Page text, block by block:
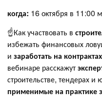
когда: 16 октября в 11:00
☝️Как участвовать в
избежать финансовых
и заработать на
вебинаре расскажут
строительстве, тендерах
применимые на практике